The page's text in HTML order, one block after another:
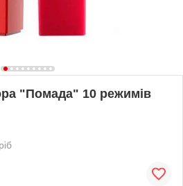
"Помада" 10 режимів